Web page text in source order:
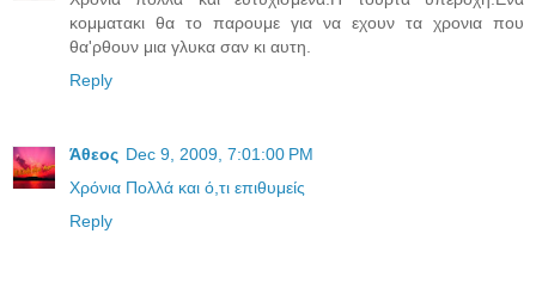
κομματακι θα το παρουμε για να εχουν τα χρονια που
θα'ρθουν μια γλυκα σαν κι αυτη.
Reply
Άθεος Dec 9, 2009, 7:01:00 PM
Χρόνια Πολλά και ό,τι επιθυμείς
Reply